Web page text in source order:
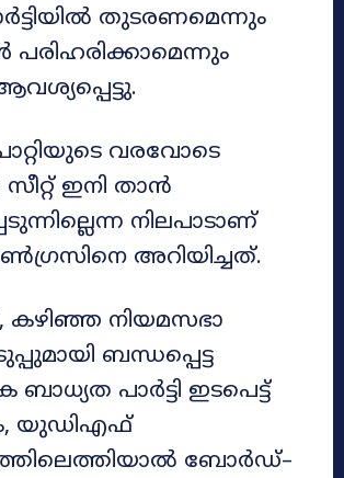
തുടരണമെന്നും
വരവോടെ
ഇനി താൻ
നിലപാടാണ്
അറിയിച്ചത്.
കഴിഞ്ഞ നിയമസഭാ
ബന്ധപ്പെട്ട
ബാധ്യത പാർട്ടി ഇടപെട്ട്
യുഡിഎഫ്
ബോർഡ്–